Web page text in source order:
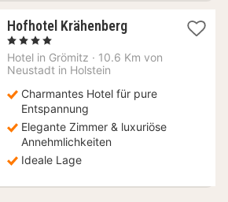
Hofhotel Krähenberg1
ab
, 4 Sterne
Hotel in Grömitz · 10.6 Km von
Neustadt in Holstein
Charmantes Hotel für pure
Entspannung
Elegante Zimmer & luxuriöse
Annehmlichkeiten
Ideale Lage